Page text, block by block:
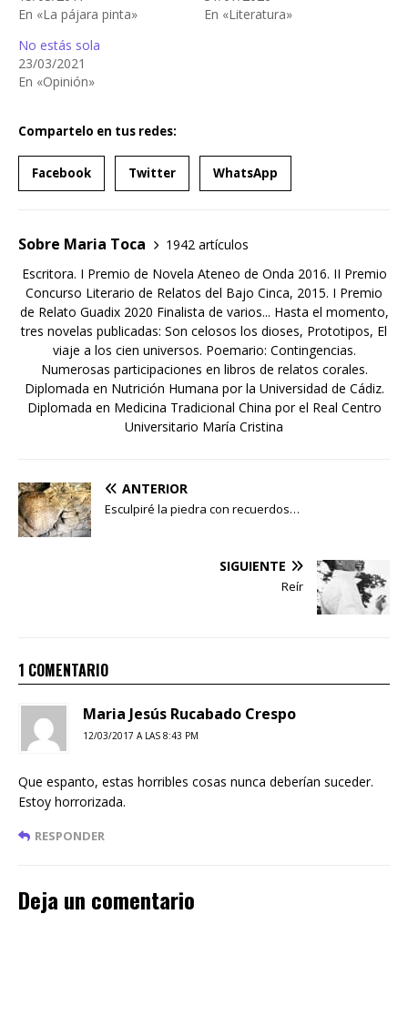
En «La pájara pinta»
En «Literatura»
No estás sola
23/03/2021
En «Opinión»
Compartelo en tus redes:
Facebook Twitter WhatsApp
Sobre Maria Toca
1942 artículos
Escritora. I Premio de Novela Ateneo de Onda 2016. II Premio
Concurso Literario de Relatos del Bajo Cinca, 2015. I Premio
de Relato Guadix 2020 Finalista de varios... Hasta el momento,
tres novelas publicadas: Son celosos los dioses, Prototipos, El
viaje a los cien universos. Poemario: Contingencias.
Numerosas participaciones en libros de relatos corales.
Diplomada en Nutrición Humana por la Universidad de Cádiz.
Diplomada en Medicina Tradicional China por el Real Centro
Universitario María Cristina
ANTERIOR
Esculpiré la piedra con recuerdos…
SIGUIENTE
Reír
1 COMENTARIO
Maria Jesús Rucabado Crespo
12/03/2017 A LAS 8:43 PM
Que espanto, estas horribles cosas nunca deberían suceder.
Estoy horrorizada.
RESPONDER
Deja un comentario